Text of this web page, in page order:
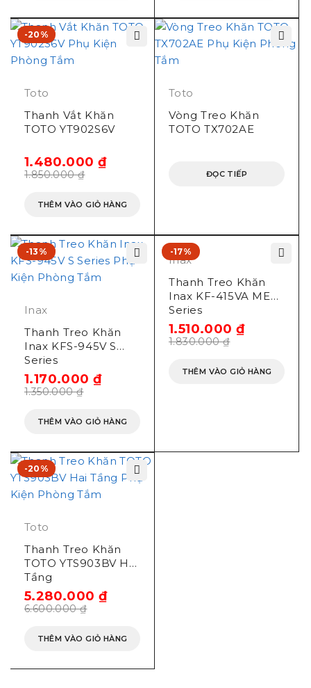
-20%
Toto
Thanh Vắt Khăn
TOTO YT902S6V
1.850.000₫
1.480.000₫
THÊM VÀO GIỎ HÀNG
Toto
Vòng Treo Khăn
TOTO TX702AE
ĐỌC TIẾP
-13%
Inax
Thanh Treo Khăn
Inax KFS-945V S
Series
1.350.000₫
1.170.000₫
THÊM VÀO GIỎ HÀNG
-17%
Inax
Thanh Treo Khăn
Inax KF-415VA ME
Series
1.830.000₫
1.510.000₫
THÊM VÀO GIỎ HÀNG
-20%
Toto
Thanh Treo Khăn
TOTO YTS903BV Hai
Tầng
6.600.000₫
5.280.000₫
THÊM VÀO GIỎ HÀNG